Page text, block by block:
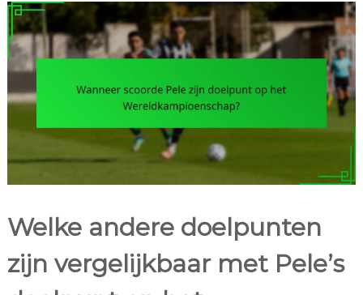
Welke andere doelpunten
zijn vergelijkbaar met Pele’s